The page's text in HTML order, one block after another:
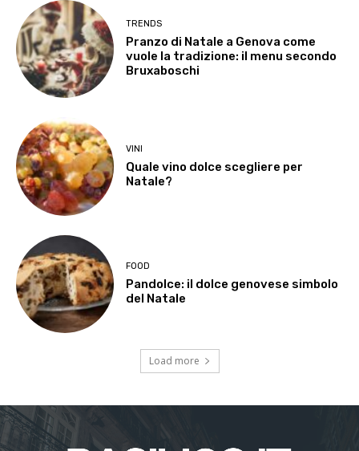
TRENDS
Pranzo di Natale a Genova come
vuole la tradizione: il menu secondo
Bruxaboschi
VINI
Quale vino dolce scegliere per
Natale?
FOOD
Pandolce: il dolce genovese simbolo
del Natale
Load more